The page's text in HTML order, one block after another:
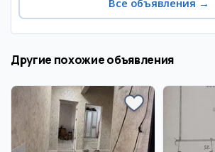
Все объявления →
Другие похожие объявления